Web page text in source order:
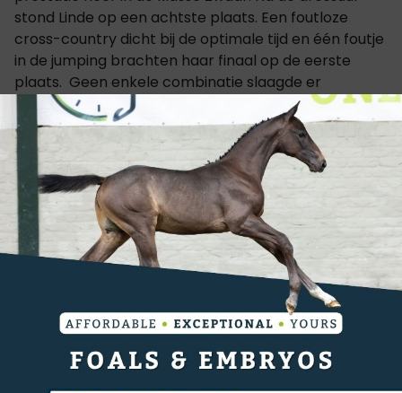
stond Linde op een achtste plaats. Een foutloze
cross-country dicht bij de optimale tijd en één foutje
in de jumping brachten haar finaal op de eerste
plaats. Geen enkele combinatie slaagde er
overigens in om binnen tijd te finishen in Meldert en
daar zal het heuvelachtige landschap, zeker zijn
aandeel in gehad hebben. Davy Goris (LRV
Merksplas) en zijn Contador Z (v. Casino) liepen
dankzij een sterke dressuurproef en een foutloze
cross-country naar een tweede plaats. Luc Boonen
(LRV Geel ten Aard) en zijn Quiz-Me-Quick (v. Messi
of Colours), die eveneens aan een sterk seizoen
bezig is, reden naar een derde plaats. Raf
Steegmans (LRV Genk) en Lordine VDF Z (v.
Lordanos) reed in eigen provincie naar plaats vier,
voor opnieuw Davy Goris met Vinesh DH Z (v. Vigo
d’Arsouilles).